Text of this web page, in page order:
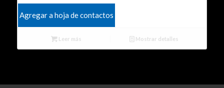
Agregar a hoja de contactos
Leer más Mostrar detalles